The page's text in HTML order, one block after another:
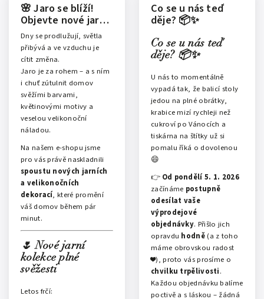
🌸 Jaro se blíží!
Objevte nové jarní
a velikonoční
dekorace
Dny se prodlužují, světla
přibývá a ve vzduchu je
cítit změna.
Jaro je za rohem – a s ním
i chuť zútulnit domov
svěžími barvami,
květinovými motivy a
veselou velikonoční
náladou.
Na našem e-shopu jsme
pro vás právě naskladnili
spoustu nových jarních
a velikonočních
dekorací, které promění
váš domov během pár
minut.
🌷 Nové jarní
kolekce plné
svěžesti
Letos frčí:
Co se u nás teď
děje? 📦✨
Co se u nás teď
děje? 📦✨
U nás to momentálně
vypadá tak, že balicí stoly
jedou na plné obrátky,
krabice mizí rychleji než
cukroví po Vánocích a
tiskárna na štítky už si
pomalu říká o dovolenou
😄
👉 Od pondělí 5. 1. 2026
začínáme postupně
odesílat vaše
výprodejové
objednávky. Přišlo jich
opravdu hodně(a z toho
máme obrovskou radost
❤️), proto vás prosíme o
chvilku trpělivosti.
Každou objednávku balíme
poctivě a s láskou – žádná